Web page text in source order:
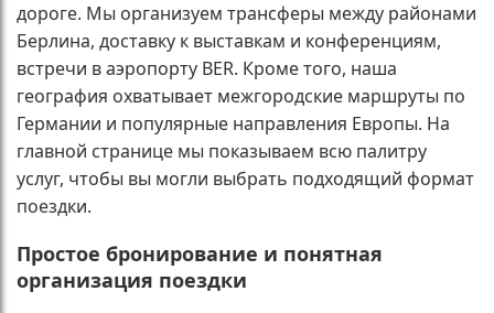
дороге. Мы организуем трансферы между районами
Берлина, доставку к выставкам и конференциям,
встречи в аэропорту BER. Кроме того, наша
география охватывает межгородские маршруты по
Германии и популярные направления Европы. На
главной странице мы показываем всю палитру
услуг, чтобы вы могли выбрать подходящий формат
поездки.
Простое бронирование и понятная
организация поездки